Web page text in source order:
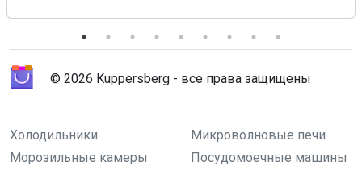
© 2026 Kuppersberg - все права защищены
Холодильники
Микроволновые печи
Морозильные камеры
Посудомоечные машины